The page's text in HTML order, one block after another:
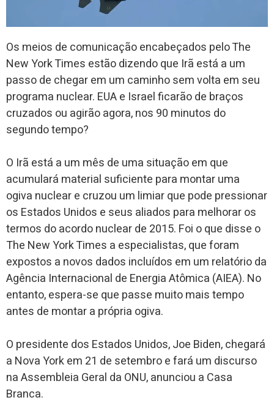
Os meios de comunicação encabeçados peloThe
New York Times estão dizendo que Irã está a um
passo de chegar em um caminho sem volta em seu
programa nuclear. EUA e Israel ficarão de braços
cruzados ou agirão agora, nos 90 minutos do
segundo tempo?
O Irã está a um mês de uma situação em que
acumulará material suficiente para montar uma
ogiva nuclear e cruzou um limiar que pode pressionar
os Estados Unidos e seus aliados para melhorar os
termos do acordo nuclear de 2015. Foi o que disse o
The New York Times a especialistas, que foram
expostos a novos dados incluídos em um relatório da
Agência Internacional de Energia Atômica (AIEA). No
entanto, espera-se que passe muito mais tempo
antes de montar a própria ogiva.
O presidente dos Estados Unidos, Joe Biden, chegará
a Nova York em 21 de setembro e fará um discurso
na Assembleia Geral da ONU, anunciou a Casa
Branca.